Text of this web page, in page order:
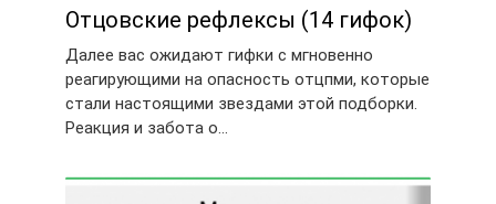
Отцовские рефлексы (14 гифок)
Далее вас ожидают гифки с мгновенно
реагирующими на опасность отцпми, которые
стали настоящими звездами этой подборки.
Реакция и забота о…